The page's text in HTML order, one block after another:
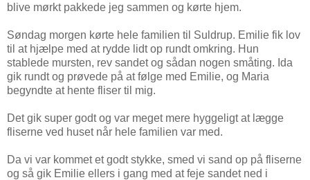
blive mørkt pakkede jeg sammen og kørte hjem.
Søndag morgen kørte hele familien til Suldrup. Emilie fik lov
til at hjælpe med at rydde lidt op rundt omkring. Hun
stablede mursten, rev sandet og sådan nogen småting. Ida
gik rundt og prøvede på at følge med Emilie, og Maria
begyndte at hente fliser til mig.
Det gik super godt og var meget mere hyggeligt at lægge
fliserne ved huset når hele familien var med.
Da vi var kommet et godt stykke, smed vi sand op på fliserne
og så gik Emilie ellers i gang med at feje sandet ned i